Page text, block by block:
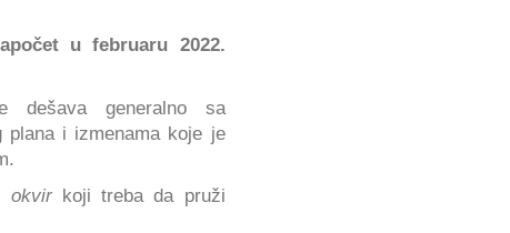
u februaru 2022.
generalno sa
plana i izmenama koje je
okvirkoji treba da pruži